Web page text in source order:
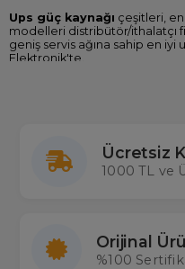
Ups güç kaynağı çeşitleri,
modelleri distribütör/ithalatçı
geniş servis ağına sahip en iyi
Elektronik'te.
ups güç kaynağı
stok çalışan toptan ve
Merterelektronik.com 'dan
Ücretsiz
1000 TL ve
Orijinal
%100